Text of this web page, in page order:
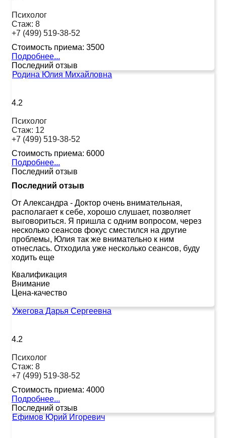
Психолог
Стаж: 8
+7 (499) 519-38-52
Стоимость приема: 3500
Подробнее...
Последний отзыв
Родина Юлия Михайловна
4.2
Психолог
Стаж: 12
+7 (499) 519-38-52
Стоимость приема: 6000
Подробнее...
Последний отзыв
Последний отзыв
От Александра - Доктор очень внимательная,
располагает к себе, хорошо слушает, позволяет
выговориться. Я пришла с одним вопросом, через
несколько сеансов фокус сместился на другие
проблемы, Юлия так же внимательно к ним
отнеслась. Отходила уже несколько сеансов, буду
ходить еще
Квалификация
Внимание
Цена-качество
Ужегова Дарья Сергеевна
4.2
Психолог
Стаж: 8
+7 (499) 519-38-52
Стоимость приема: 4000
Подробнее...
Последний отзыв
Ефимов Юрий Игоревич